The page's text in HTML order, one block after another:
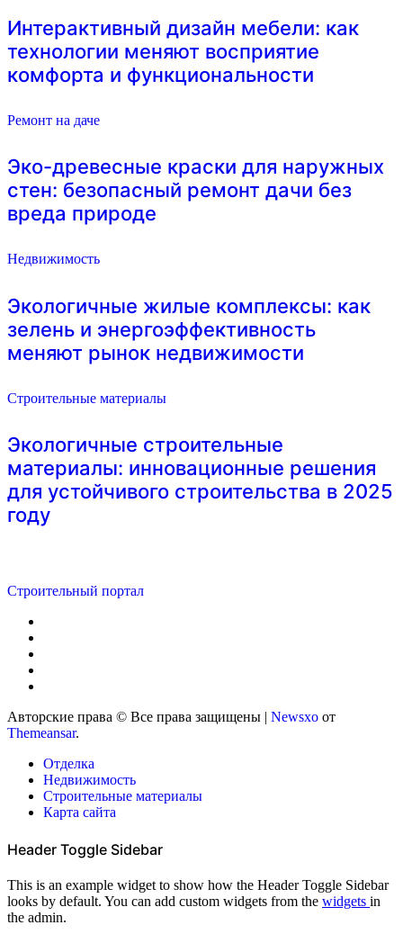
Интерактивный дизайн мебели: как
технологии меняют восприятие
комфорта и функциональности
Ремонт на даче
Эко-древесные краски для наружных
стен: безопасный ремонт дачи без
вреда природе
Недвижимость
Экологичные жилые комплексы: как
зелень и энергоэффективность
меняют рынок недвижимости
Строительные материалы
Экологичные строительные
материалы: инновационные решения
для устойчивого строительства в 2025
году
Строительный портал
Авторские права © Все права защищены | Newsxo от
Themeansar.
Отделка
Недвижимость
Строительные материалы
Карта сайта
Header Toggle Sidebar
This is an example widget to show how the Header Toggle Sidebar
looks by default. You can add custom widgets from the widgets in
the admin.